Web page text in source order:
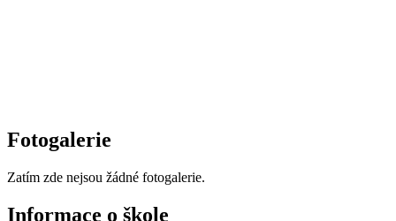
Fotogalerie
Zatím zde nejsou žádné fotogalerie.
Informace o škole